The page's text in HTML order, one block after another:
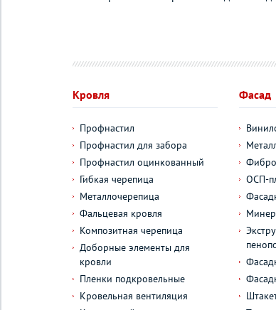
Кровля
Профнастил
Профнастил для забора
Профнастил оцинкованный
Гибкая черепица
Металлочерепица
Фальцевая кровля
Композитная черепица
Доборные элементы для
кровли
Пленки подкровельные
Кровельная вентиляция
Фасад
ОСП-